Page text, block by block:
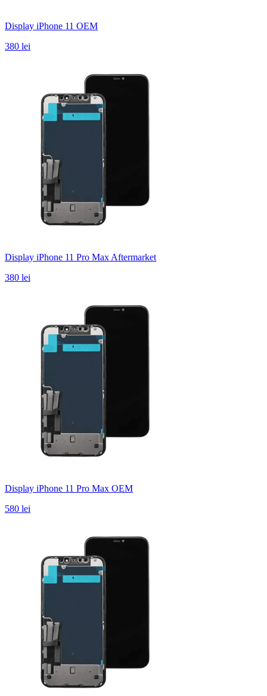
Display iPhone 11 OEM
380 lei
Display iPhone 11 Pro Max Aftermarket
380 lei
Display iPhone 11 Pro Max OEM
580 lei